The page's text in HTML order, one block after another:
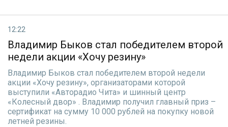
12:22
Владимир Быков стал победителем второй
недели акции «Хочу резину»
Владимир Быков стал победителем второй недели
акции «Хочу резину», организаторами которой
выступили «Авторадио Чита» и шинный центр
«Колесный двор» . Владимир получил главный приз –
сертификат на сумму 10 000 рублей на покупку новой
летней резины.